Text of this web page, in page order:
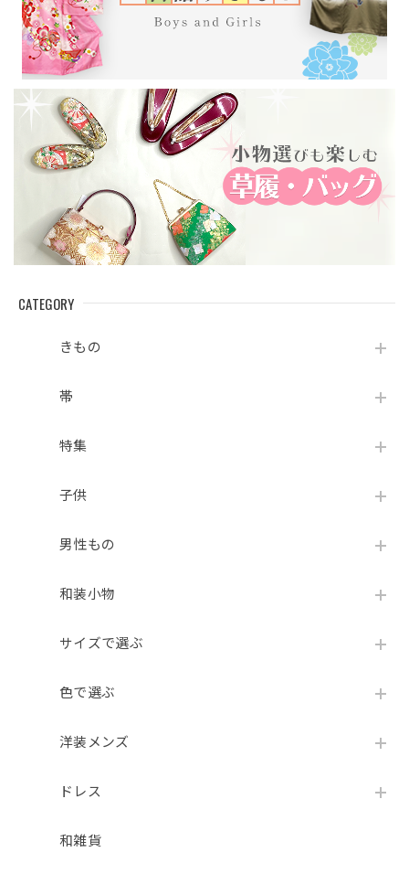
CATEGORY
きもの
帯
特集
子供
男性もの
和装小物
サイズで選ぶ
色で選ぶ
洋装メンズ
ドレス
和雑貨